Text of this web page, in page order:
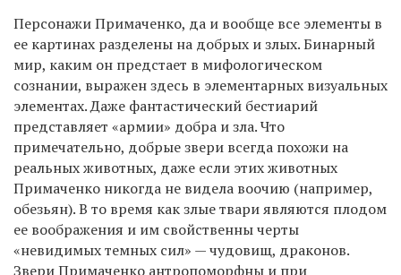
Персонажи Примаченко, да и вообще все элементы в
ее картинах разделены на добрых и злых. Бинарный
мир, каким он предстает в мифологическом
сознании, выражен здесь в элементарных визуальных
элементах. Даже фантастический бестиарий
представляет «армии» добра и зла. Что
примечательно, добрые звери всегда похожи на
реальных животных, даже если этих животных
Примаченко никогда не видела воочию (например,
обезьян). В то время как злые твари являются плодом
ее воображения и им свойственны черты
«невидимых темных сил» — чудовищ, драконов.
Звери Примаченко антропоморфны и при